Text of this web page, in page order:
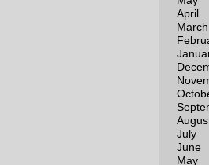
April
March
July
June
May